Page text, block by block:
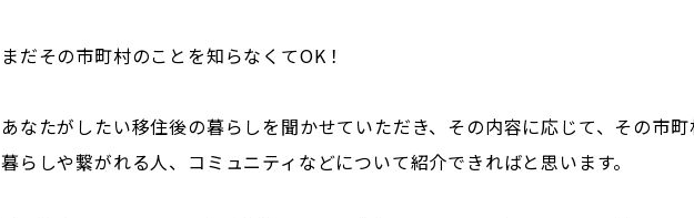
まだその市町村のことを知らなくてOK！
あなたがしたい移住後の暮らしを聞かせていただき、その内容に応じて、その市
暮らしや繋がれる人、コミュニティなどについて紹介できればと思います。